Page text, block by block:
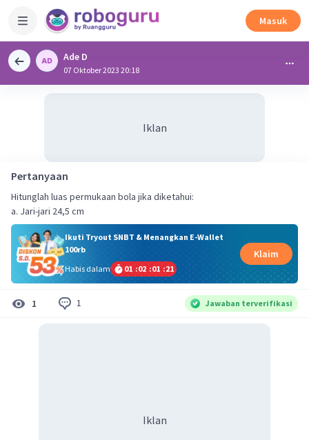
Masuk
Ade D
07 Oktober 2023 20:18
Iklan
Pertanyaan
Hitunglah luas permukaan bola jika diketahui:
a. Jari-jari 24,5 cm
Ikuti Tryout SNBT & Menangkan E-Wallet
100rb
Habis dalam
01 :02 :01 :21
Klaim
1 1 Jawaban terverifikasi
Iklan